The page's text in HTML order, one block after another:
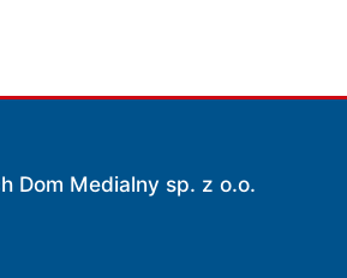
Dom Medialny sp. z o.o.